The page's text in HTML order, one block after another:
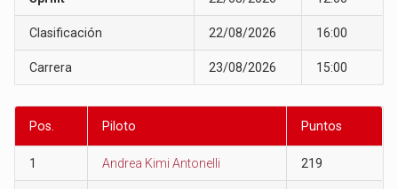
Clasificación 22/08/2026 16:00
Carrera 23/08/2026 15:00
Pos. Piloto Puntos
1 Andrea Kimi Antonelli 219